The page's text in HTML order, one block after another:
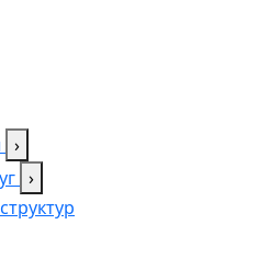
›
›